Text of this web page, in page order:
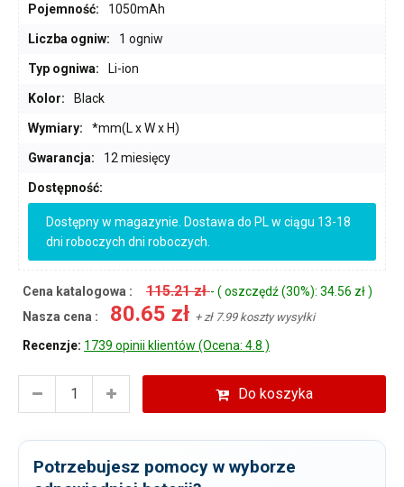
Pojemność: 1050mAh
Liczba ogniw: 1 ogniw
Typ ogniwa: Li-ion
Kolor: Black
Wymiary: *mm(L x W x H)
Gwarancja: 12 miesięcy
Dostępność:
Dostępny w magazynie. Dostawa do PL w ciągu 13-18
dni roboczych dni roboczych.
Cena katalogowa : 115.21 zł- ( oszczędź (30%): 34.56 zł )
Nasza cena :
80.65 zł + zł 7.99 koszty wysyłki
Recenzje: 1739 opinii klientów (Ocena: 4.8 )
Do koszyka
Potrzebujesz pomocy w wyborze